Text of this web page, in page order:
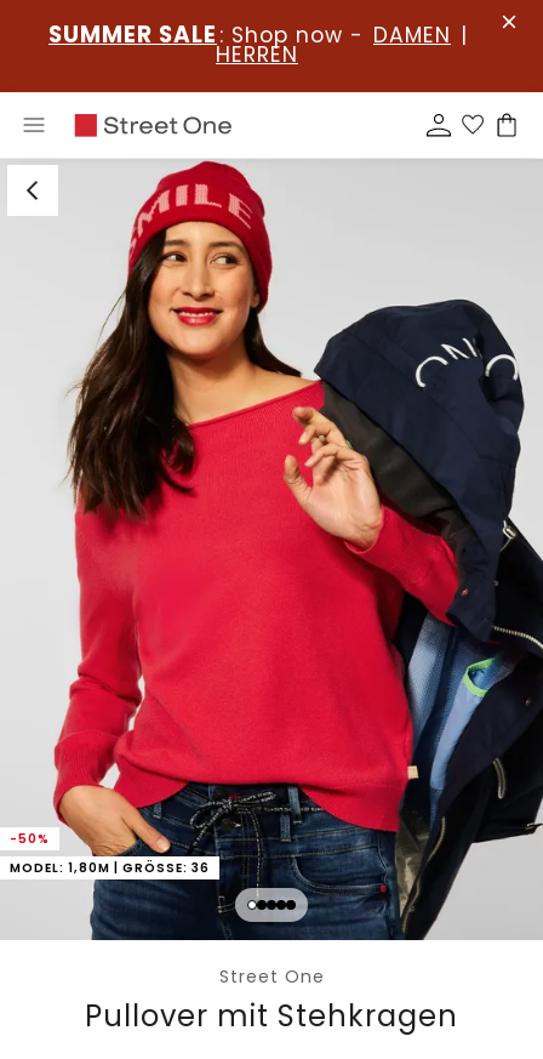
SUMMER SALE : Shop now - DAMEN |
HERREN
-50%
MODEL: 1,80M | GRÖSSE: 36
Street One
Pullover mit Stehkragen